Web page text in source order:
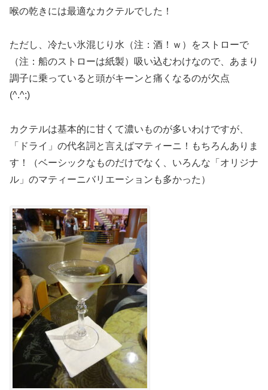
喉の乾きには最適なカクテルでした！
ただし、冷たい氷混じり水（注：酒！ｗ）をストローで
（注：船のストローは紙製）吸い込むわけなので、あまり
調子に乗っていると頭がキーンと痛くなるのが欠点
(^.^;)
カクテルは基本的に甘くて濃いものが多いわけですが、
「ドライ」の代名詞と言えばマティーニ！もちろんありま
す！（ベーシックなものだけでなく、いろんな「オリジナ
ル」のマティーニバリエーションも多かった）